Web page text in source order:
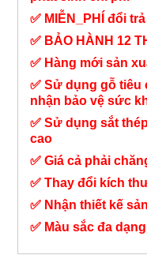
Bàn lãnh đạo văn
phòng BGĐ98
4,750,000 đ
✅ MIỄN_PHÍ đổi
✅ BẢO HÀNH 12
✅ Hàng mới sản
✅ Sử dụng gỗ
nhận bảo vệ sức
✅ Sử dụng sắt
cao
✅ Giá cả phải
✅ Thay đổi kích
✅ Nhận thiết kế
✅ Màu sắc đa